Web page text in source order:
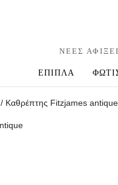
ΝΕΕΣ
ΕΠΙΠΛΑ
/ Καθρέπτης Fitzjames antique